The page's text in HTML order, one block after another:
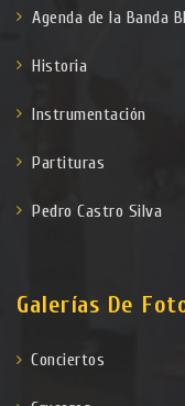
Agenda de la Banda
Historia
Instrumentación
Partituras
Pedro Castro Silva
Galerías De
Conciertos